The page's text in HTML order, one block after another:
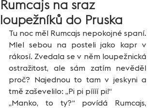
Rumcajs na sraz
loupežníků do Pruska
Tu noc měl Rumcajs nepokojné spaní.
Mlel sebou na posteli jako kapr v
rákosí. Zvedala se v něm loupežnická
ostražitost, ale sám zatím nevěděl
proč? Najednou to tam v jeskyni a
tmě zaševelilo: „Pi pi píííí pi!“
„Manko, to ty?“ povídá Rumcajs,